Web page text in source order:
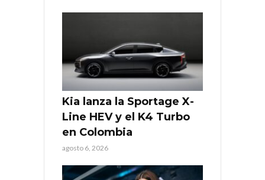
Kia lanza la Sportage X-
Line HEV y el K4 Turbo
en Colombia
agosto 6, 2026